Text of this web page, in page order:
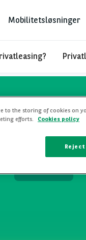
Mobilitetsløsninger
ALL MODELS
to the storing of cookies on
efforts.
Cookies policy